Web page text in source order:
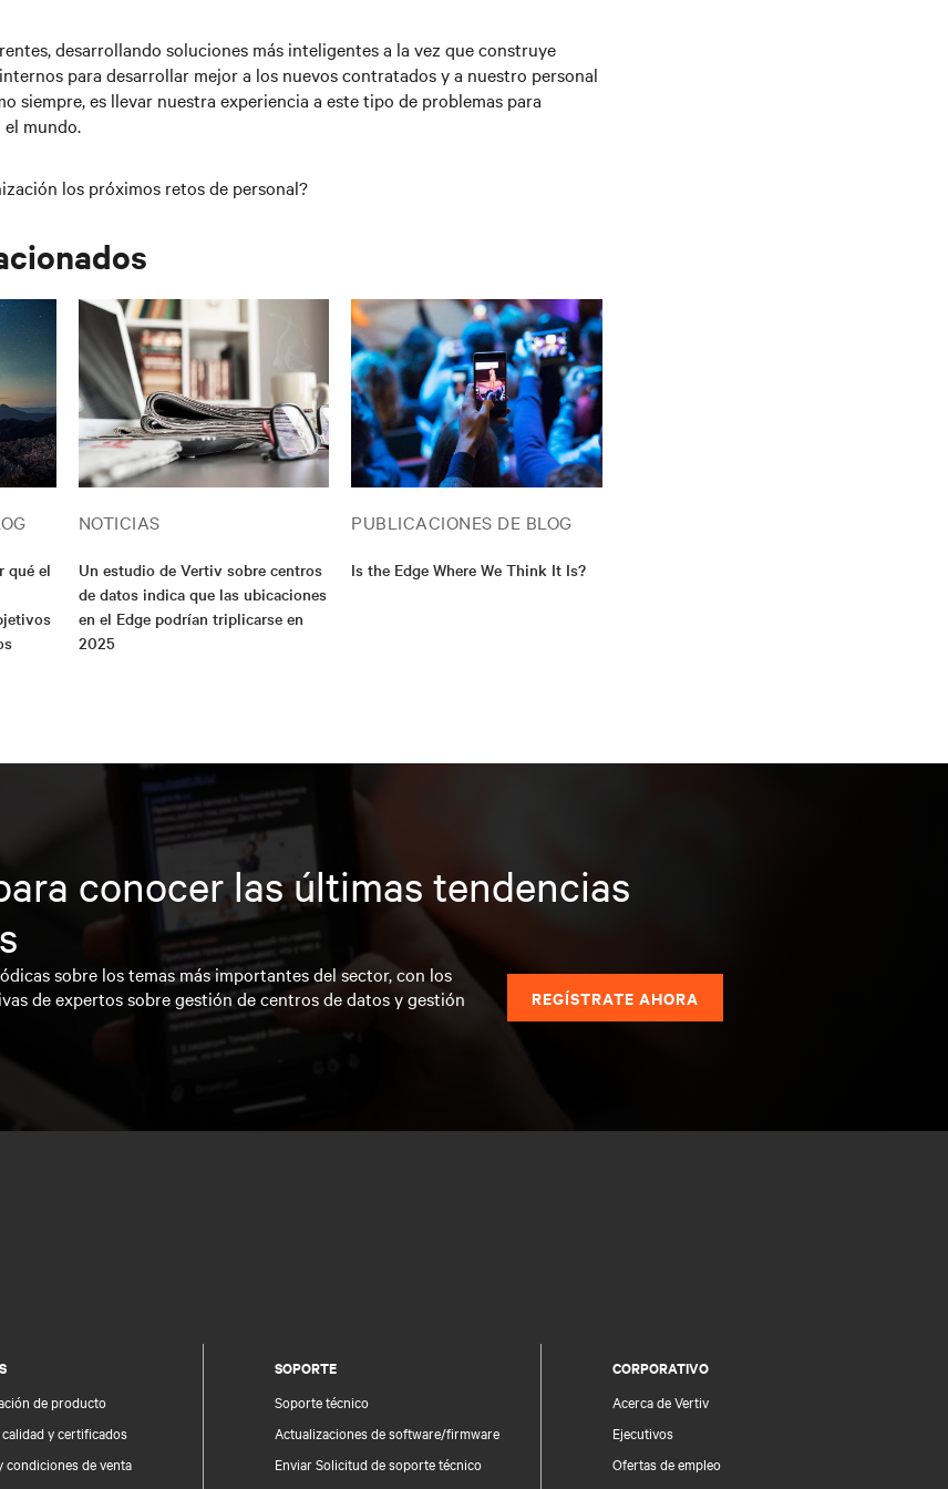
desarrollando soluciones más inteligentes a la vez que construye
para desarrollar mejor a los nuevos contratados y a nuestro personal
siempre, es llevar nuestra experiencia a este tipo de problemas para
mundo.
los próximos retos de personal?
qué el
NOTICIAS
Un estudio de Vertiv sobre centros
de datos indica que las ubicaciones
en el Edge podrían triplicarse en
2025
PUBLICACIONES DE BLOG
Is the Edge Where We Think It Is?
conocer las últimas tendencias
sobre los temas más importantes del sector, con los
de expertos sobre gestión de centros de datos y gestión
REGÍSTRATE AHORA
de producto
y certificados
condiciones de venta
SOPORTE
Soporte técnico
Actualizaciones de software/firmware
Enviar Solicitud de soporte técnico
CORPORATIVO
Acerca de Vertiv
Ejecutivos
Ofertas de empleo